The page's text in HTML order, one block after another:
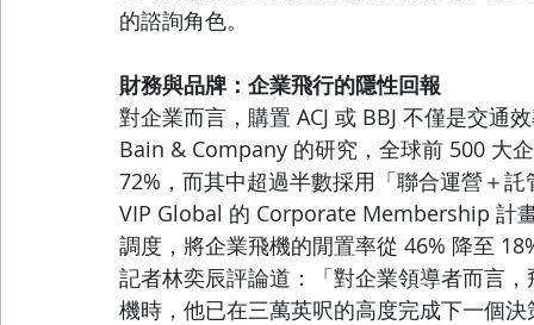
的諮詢角色。
財務與品牌：企業飛行的隱性回報
對企業而言，購置 ACJ 或 BBJ 不僅是交
Bain & Company 的研究，全球前 500 大
72%，而其中超過半數採用「聯合運營＋託
VIP Global 的 Corporate Membership 計
調度，將企業飛機的閒置率從 46% 降至
記者林奕辰評論道：「對企業領導者而言
機時，他已在三萬英呎的高度完成下一個決